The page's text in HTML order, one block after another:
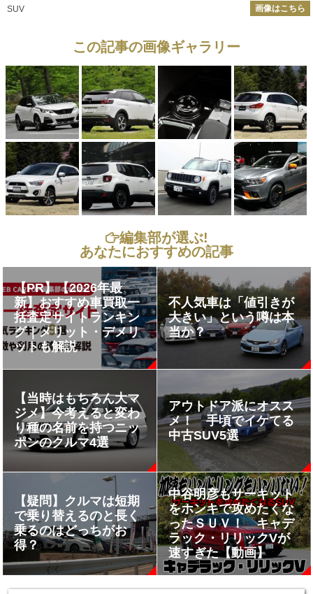
SUV 画像はこちら
この記事の画像ギャラリー
編集部が選ぶ!
あなたにおすすめの記事
【PR】【2026年最
新】おすすめ車買取一
括査定サイトランキン
グ｜メリット・デメリ
ットも解説
不人気車は「値引きが
大きい」という噂は本
当か？
【当時はもちろん大マ
ジメ】今考えると変わ
り種の名前を持つニッ
ポンのクルマ4選
アウトドア派にオスス
メ！ 手頃でイケてる
中古SUV5選
【疑問】クルマは短期
で乗り替えるのと長く
乗るのはどっちがお
得？
中谷明彦もサーキット
をホンキで攻めたくな
ったＳＵＶ！ キャデ
ラック・リリックVが
速すぎた【動画】